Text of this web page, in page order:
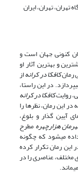
تهران، ایران
کنونی جهان است و
و بهترین آثار او
رمانکافکا در کرانهاز
در این راستا،
روایتکافکا در کرانه
این رمان، نظرها را
آیین گذار و بلوغ،
هزارچهرهمطرح
می‏شود که چگونه
این رمان تکرار کرده
مختلف، عناصری را در